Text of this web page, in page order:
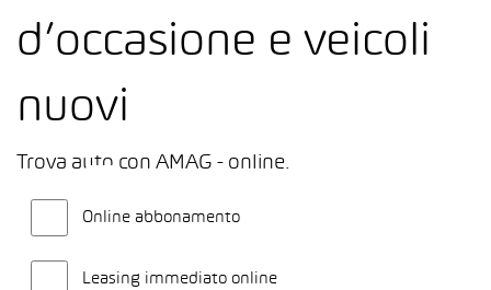
d’occasione e veicoli
nuovi
Trova auto con AMAG - online.
Online abbonamento
Leasing immediato online